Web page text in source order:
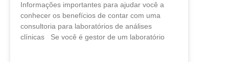
Informações importantes para ajudar você a
conhecer os benefícios de contar com uma
consultoria para laboratórios de análises
clínicas Se você é gestor de um laboratório